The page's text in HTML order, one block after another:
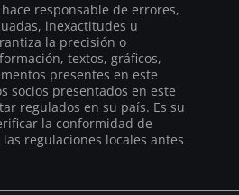
responsable de errores,
inexactitudes u
la precisión o
textos, gráficos,
presentes en este
socios presentados en este
regulados en su país. Es su
la conformidad de
regulaciones locales antes